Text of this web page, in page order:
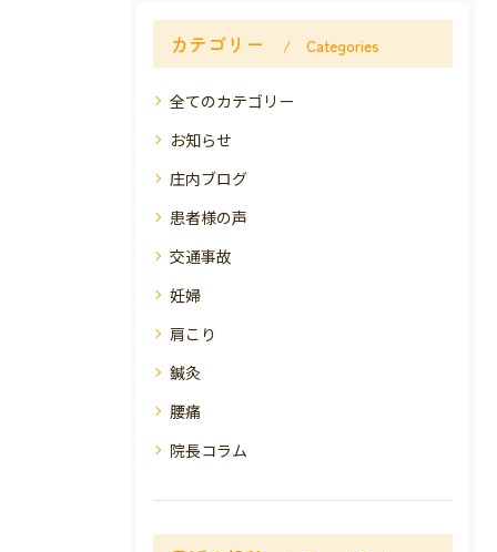
カテゴリー Categories
全てのカテゴリー
お知らせ
庄内ブログ
患者様の声
交通事故
妊婦
肩こり
鍼灸
腰痛
院長コラム